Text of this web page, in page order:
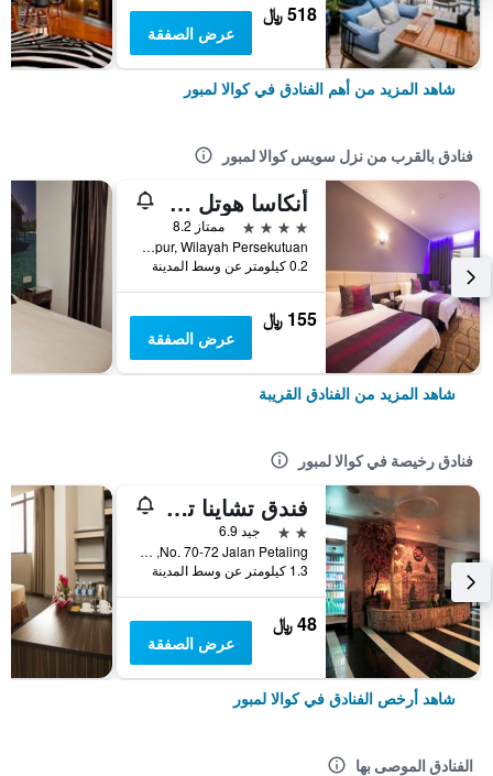
518 ﷼
عرض الصفقة
شاهد المزيد من أهم الفنادق في كوالا لمبور
فنادق بالقرب من نزل سويس كوالا لمبور
أنكاسا هوتل كوالا لمبور، تشيناتاون
4 نجوم
ممتاز 8.2
Jalan Tun Tan Cheng Lock, City Centre, 50500 Kuala Lumpur, Wilayah Persekutuan, كوالا لمبور, ماليزيا
0.2 كيلومتر عن وسط المدينة
155 ﷼
عرض الصفقة
شاهد المزيد من الفنادق القريبة
فنادق رخيصة في كوالا لمبور
فندق تشاينا تاون 2
2 نجمتين
جيد 6.9
No. 70-72 Jalan Petaling, كوالا لمبور, ماليزيا
1.3 كيلومتر عن وسط المدينة
48 ﷼
عرض الصفقة
شاهد أرخص الفنادق في كوالا لمبور
الفنادق الموصى بها